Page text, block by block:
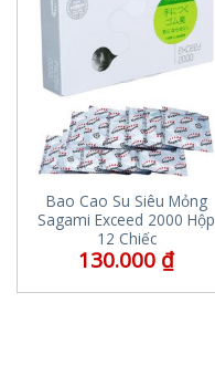
Bao Cao Su Siêu Mỏng
Sagami Exceed 2000 Hộp
12 Chiếc
130.000 ₫